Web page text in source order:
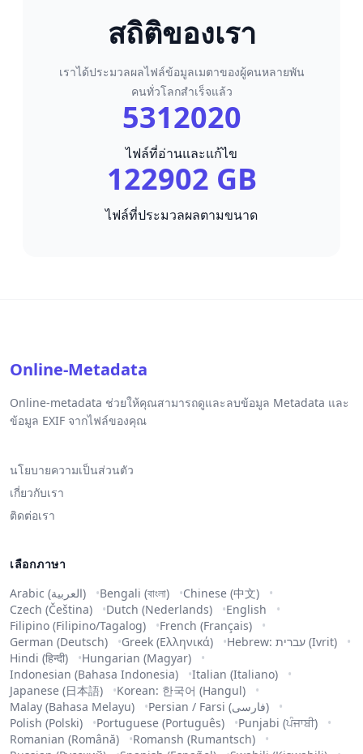
สถิติของเรา
เราได้ประมวลผลไฟล์ข้อมูลเมตาของผู้คนหลายพัน
คนทั่วโลกสำเร็จแล้ว
5312020
ไฟล์ที่อ่านและแก้ไข
122902 GB
ไฟล์ที่ประมวลผลตามขนาด
Online-Metadata
Online-metadata ช่วยให้คุณสามารถดูและลบข้อมูล Metadata และ
ข้อมูล EXIF จากไฟล์ของคุณ
นโยบายความเป็นส่วนตัว
เกี่ยวกับเรา
ติดต่อเรา
เลือกภาษา
Arabic (العربية)
Bengali (বাংলা)
Chinese (中文)
Czech (Čeština)
Dutch (Nederlands)
English
Filipino (Filipino/Tagalog)
French (Français)
German (Deutsch)
Greek (Ελληνικά)
Hebrew: עברית (Ivrit)
Hindi (हिन्दी)
Hungarian (Magyar)
Indonesian (Bahasa Indonesia)
Italian (Italiano)
Japanese (日本語)
Korean: 한국어 (Hangul)
Malay (Bahasa Melayu)
Persian / Farsi (فارسی)
Polish (Polski)
Portuguese (Português)
Punjabi (ਪੰਜਾਬੀ)
Romanian (Română)
Romansh (Rumantsch)